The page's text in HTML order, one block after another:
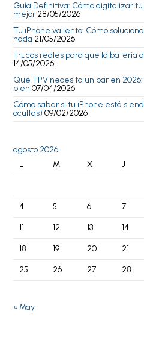
Guía Definitiva: Cómo digitalizar
mejor 28/05/2026
Tu iPhone va lento: Cómo
nada 21/05/2026
Trucos reales para que la batería
14/05/2026
Qué TPV necesita un bar en
bien 07/04/2026
Cómo saber si tu iPhone está
ocultas) 09/02/2026
agosto 2026
L
M X J
4 5 6 7
11 12 13 14
18 19 20 21
25 26 27 28
« May